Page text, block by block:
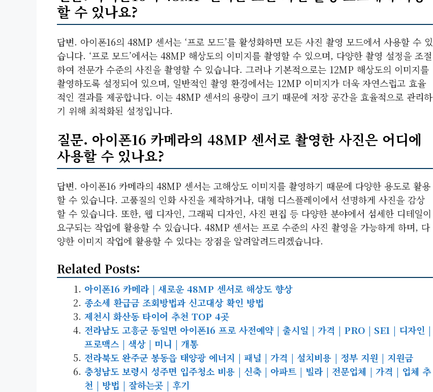
할 수 있나요?
답변. 아이폰16의 48MP 센서는 ‘프로 모드’를 활성화하면 모든 사진 촬영 모드에서 사용할 수 있
습니다. ‘프로 모드’에서는 48MP 해상도의 이미지를 촬영할 수 있으며, 다양한 촬영 설정을 조절
하여 전문가 수준의 사진을 촬영할 수 있습니다. 그러나 기본적으로는 12MP 해상도의 이미지를
촬영하도록 설정되어 있으며, 일반적인 촬영 환경에서는 12MP 이미지가 더욱 자연스럽고 효율
적인 결과를 제공합니다. 이는 48MP 센서의 용량이 크기 때문에 저장 공간을 효율적으로 관리하
기 위해 최적화된 설정입니다.
질문. 아이폰16 카메라의 48MP 센서로 촬영한 사진은 어디에
사용할 수 있나요?
답변. 아이폰16 카메라의 48MP 센서는 고해상도 이미지를 촬영하기 때문에 다양한 용도로 활용
할 수 있습니다. 고품질의 인화 사진을 제작하거나, 대형 디스플레이에서 선명하게 사진을 감상
할 수 있습니다. 또한, 웹 디자인, 그래픽 디자인, 사진 편집 등 다양한 분야에서 섬세한 디테일이
요구되는 작업에 활용할 수 있습니다. 48MP 센서는 프로 수준의 사진 촬영을 가능하게 하며, 다
양한 이미지 작업에 활용할 수 있다는 장점을 알려알려드리겠습니다.
Related Posts:
아이폰16 카메라 | 새로운 48MP 센서로 해상도 향상
종소세 환급금 조회방법과 신고대상 확인 방법
제천시 화산동 타이어 추천 TOP 4곳
전라남도 고흥군 동일면 아이폰16 프로 사전예약 | 출시일 | 가격 | PRO | SE1 | 디자인 |
프로맥스 | 색상 | 미니 | 개통
전라북도 완주군 봉동읍 태양광 에너지 | 패널 | 가격 | 설치비용 | 정부 지원 | 지원금
충청남도 보령시 성주면 입주청소 비용 | 신축 | 아파트 | 빌라 | 전문업체 | 가격 | 업체 추
천 | 방법 | 잘하는곳 | 후기